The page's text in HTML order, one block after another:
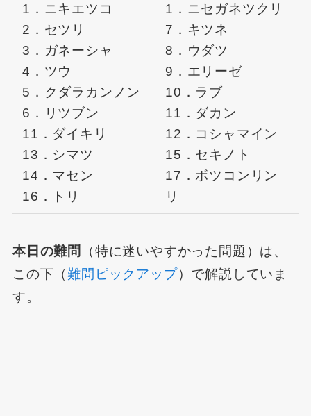
1．ニキエツコ
2．セツリ
3．ガネーシャ
4．ツウ
5．クダラカンノン
6．リツブン
11．ダイキリ
13．シマツ
14．マセン
16．トリ
1．ニセガネツクリ
7．キツネ
8．ウダツ
9．エリーゼ
10．ラブ
11．ダカン
12．コシャマイン
15．セキノト
17．ボツコンリン
リ
本日の難問
（特に迷いやすかった問題）は、
この下（難問ピックアップ）で解説していま
す。